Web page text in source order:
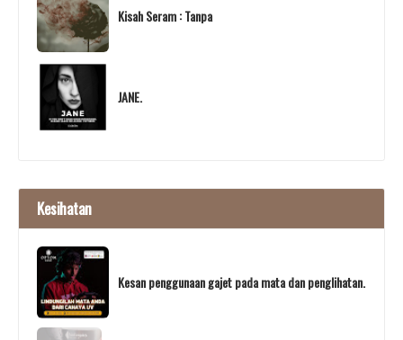
Kisah Seram : Tanpa
JANE.
Kesihatan
Kesan penggunaan gajet pada mata dan penglihatan.